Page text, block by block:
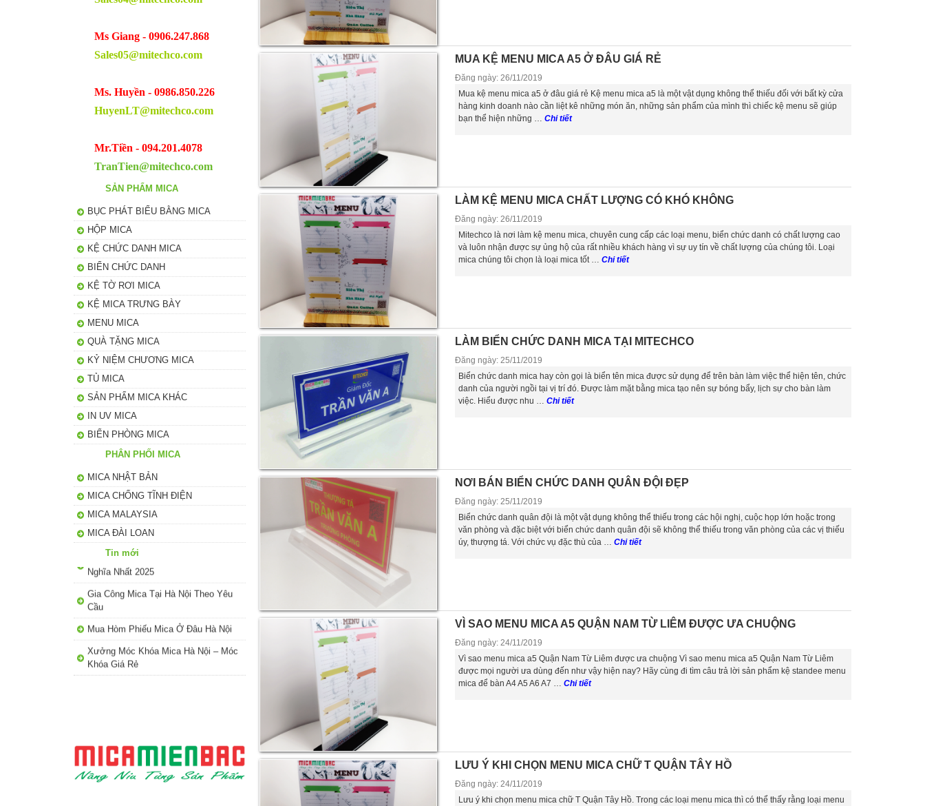
Ms Giang - 0906.247.868
Sales05@mitechco.com
Ms. Huyền - 0986.850.226
HuyenLT@mitechco.com
Mr.Tiền - 094.201.4078
TranTien@mitechco.com
SẢN PHẨM MICA
BỤC PHÁT BIỂU BẰNG MICA
HỘP MICA
KỆ CHỨC DANH MICA
BIỂN CHỨC DANH
KỆ TỜ RƠI MICA
KỆ MICA TRƯNG BÀY
MENU MICA
QUÀ TẶNG MICA
KỶ NIỆM CHƯƠNG MICA
TỦ MICA
SẢN PHẨM MICA KHÁC
IN UV MICA
BIỂN PHÒNG MICA
PHÂN PHỐI MICA
MICA NHẬT BẢN
MICA CHỐNG TĨNH ĐIỆN
MICA MALAYSIA
MICA ĐÀI LOAN
Tin mới
Khung Mica Trưng Bày Lá Bồ Đề
Top 5 Mẫu Kỷ Niệm Chương Đẹp, Ý
Nghĩa Nhất 2025
Cầu
Mua Hòm Phiếu Mica Ở Đâu Hà Nội
Xưởng Móc Khóa Mica Hà Nội – Móc
Khóa Giá Rẻ
MUA KỆ MENU MICA A5 Ở ĐÂU GIÁ RẺ
Đăng ngày: 26/11/2019
Mua kệ menu mica a5 ở đâu giá rẻ Kệ menu mica a5 là một vật dụng không thể thiếu đối với bất kỳ cửa
hàng kinh doanh nào cần liệt kê những món ăn, những sản phẩm của mình thì chiếc kệ menu sẽ giúp
bạn thể hiện những … Chi tiết
LÀM KỆ MENU MICA CHẤT LƯỢNG CÓ KHÓ KHÔNG
Đăng ngày: 26/11/2019
Mitechco là nơi làm kệ menu mica, chuyên cung cấp các loại menu, biển chức danh có chất lượng cao
và luôn nhận được sự ủng hộ của rất nhiều khách hàng vì sự uy tín về chất lượng của chúng tôi. Loại
mica chúng tôi chọn là loại mica tốt … Chi tiết
LÀM BIỂN CHỨC DANH MICA TẠI MITECHCO
Đăng ngày: 25/11/2019
Biển chức danh mica hay còn gọi là biển tên mica được sử dụng để trên bàn làm việc thể hiện tên, chức
danh của người ngồi tại vị trí đó. Được làm mặt bằng mica tạo nên sự bóng bẩy, lịch sự cho bàn làm
việc. Hiểu được nhu … Chi tiết
NƠI BÁN BIỂN CHỨC DANH QUÂN ĐỘI ĐẸP
Đăng ngày: 25/11/2019
Biển chức danh quân đội là một vật dụng không thể thiếu trong các hội nghị, cuộc họp lớn hoặc trong
văn phòng và đặc biệt với biển chức danh quân đội sẽ không thể thiếu trong văn phòng của các vị thiếu
úy, thượng tá. Với chức vụ đặc thù của … Chi tiết
VÌ SAO MENU MICA A5 QUẬN NAM TỪ LIÊM ĐƯỢC ƯA CHUỘNG
Đăng ngày: 24/11/2019
Vì sao menu mica a5 Quận Nam Từ Liêm được ưa chuộng Vì sao menu mica a5 Quận Nam Từ Liêm
được mọi người ưa dùng đến như vậy hiện nay? Hãy cùng đi tìm câu trả lời sản phẩm kệ standee menu
mica để bàn A4 A5 A6 A7 … Chi tiết
LƯU Ý KHI CHỌN MENU MICA CHỮ T QUẬN TÂY HỒ
Đăng ngày: 24/11/2019
Lưu ý khi chọn menu mica chữ T Quận Tây Hồ. Trong các loại menu mica thì có thể thấy rằng loại menu